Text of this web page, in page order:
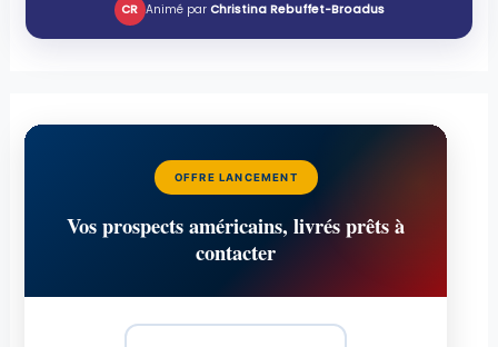
CR Animé par Christina Rebuffet-Broadus
OFFRE LANCEMENT
Vos prospects américains, livrés prêts à
contacter